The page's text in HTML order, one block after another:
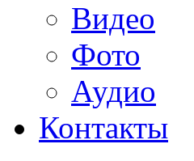
Видео
Фото
Аудио
Контакты